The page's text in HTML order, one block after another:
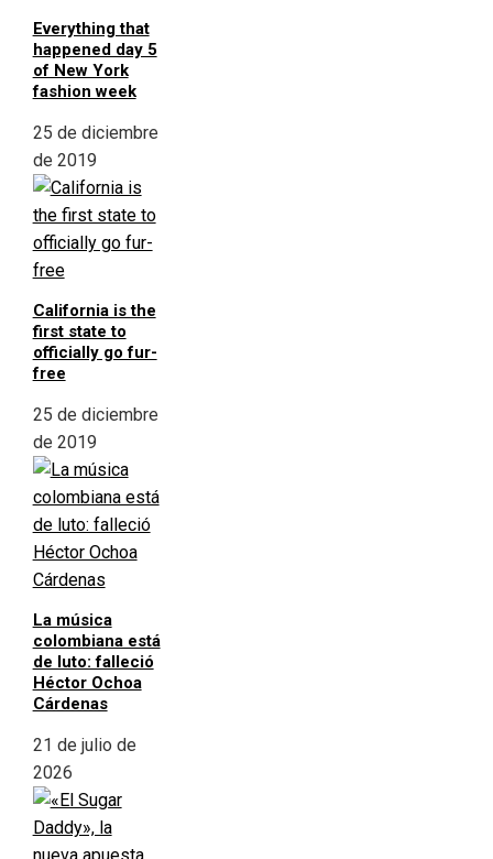
Everything that
happened day 5
of New York
fashion week
25 de diciembre
de 2019
California is the
first state to
officially go fur-
free
25 de diciembre
de 2019
La música
colombiana está
de luto: falleció
Héctor Ochoa
Cárdenas
21 de julio de
2026